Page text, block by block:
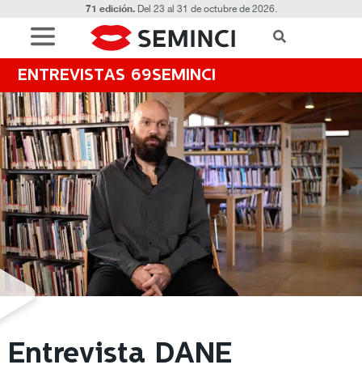
71 edición.Del 23 al 31 de octubre de 2026.
ENTREVISTAS 69SEMINCI
Entrevista DANE